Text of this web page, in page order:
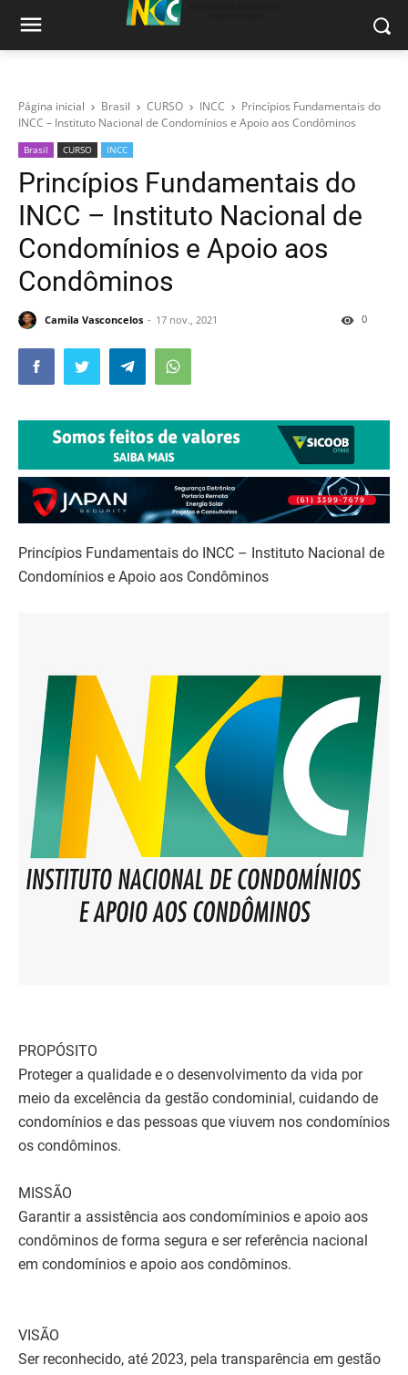
Página inicial Brasil CURSO INCC
Princípios Fundamentais do
INCC – Instituto Nacional de Condomínios e Apoio aos Condôminos
Brasil CURSO INCC
Princípios Fundamentais do
INCC – Instituto Nacional de
Condomínios e Apoio aos
Condôminos
Camila Vasconcelos 17 nov., 2021 0
Princípios Fundamentais do INCC – Instituto Nacional de
Condomínios e Apoio aos Condôminos
PROPÓSITO
Proteger a qualidade e o desenvolvimento da vida por
meio da excelência da gestão condominial, cuidando de
condomínios e das pessoas que viuvem nos condomínios
os condôminos.
MISSÃO
Garantir a assistência aos condomíminios e apoio aos
condôminos de forma segura e ser referência nacional
em condomínios e apoio aos condôminos.
VISÃO
Ser reconhecido, até 2023, pela transparência em gestão